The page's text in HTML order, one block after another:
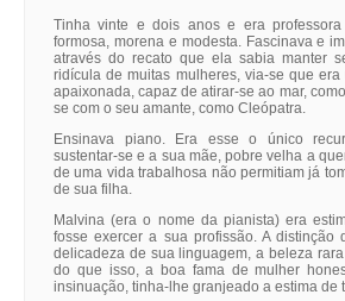
Tinha vinte e dois anos e era
formosa, morena e modesta. Fascinava e
através do recato que ela sabia manter
ridícula de muitas mulheres, via-se que
apaixonada, capaz de atirar-se ao mar,
se com o seu amante, como Cleópatra.
Ensinava piano. Era esse o único
sustentar-se e a sua mãe, pobre velha a
de uma vida trabalhosa não permitiam já
de sua filha.
Malvina (era o nome da pianista) era
fosse exercer a sua profissão. A distinção
delicadeza de sua linguagem, a beleza
do que isso, a boa fama de mulher
insinuação, tinha-lhe granjeado a estima de